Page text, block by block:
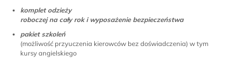
komplet odzieży
roboczej na cały rok i wyposażenie bezpieczeństwa
pakiet szkoleń
(możliwość przyuczenia kierowców bez doświadczenia) w tym
kursy angielskiego